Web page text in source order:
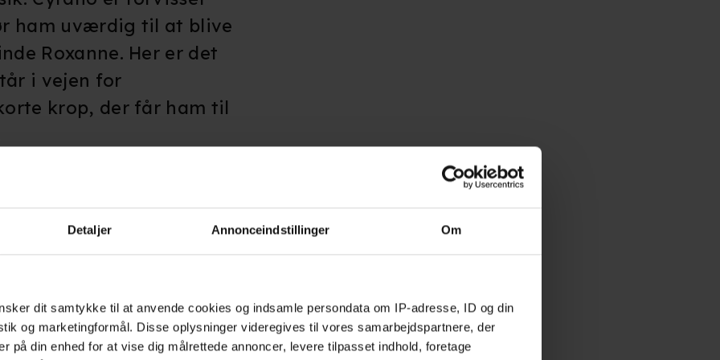
Detaljer Annonceindstillinger Om
dit samtykke til at anvende cookies og indsamle persondata om IP-adresse, ID og din
og marketingformål. Disse oplysninger videregives til vores samarbejdspartnere, der
på din enhed for at vise dig målrettede annoncer, levere tilpasset indhold, foretage
ham uværdig til at blive
Roxanne. Her er det
i vejen for
krop, der får ham til
imponerende, ikke kun
sit kreative
præger
forelsker sig i
regiment, der dog